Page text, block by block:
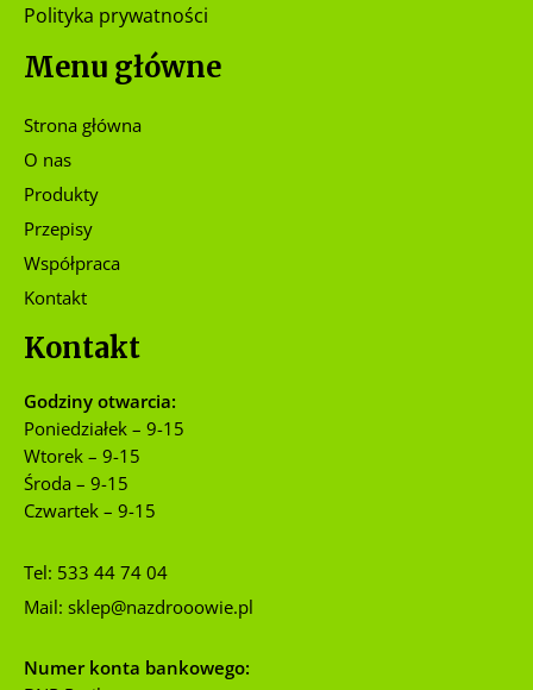
Polityka prywatności
Menu główne
Strona główna
O nas
Produkty
Przepisy
Współpraca
Kontakt
Kontakt
Godziny otwarcia:
Poniedziałek – 9-15
Wtorek – 9-15
Środa – 9-15
Czwartek – 9-15
Tel: 533 44 74 04
Mail: sklep@nazdrooowie.pl
Numer konta bankowego: